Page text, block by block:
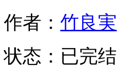
作者： 竹良実
状态： 已完结